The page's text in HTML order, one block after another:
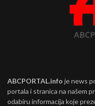
ABCPORTAL.info je news
portala i stranica na našem
odabiru informacija koje